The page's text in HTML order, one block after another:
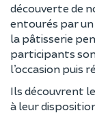
découverte de
entourés par un
la pâtisserie
participants
l’occasion puis
Ils découvrent
à leur